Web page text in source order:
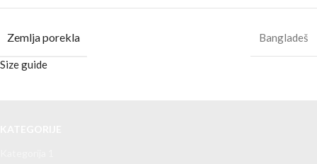
Zemlja porekla Bangladeš
Size guide